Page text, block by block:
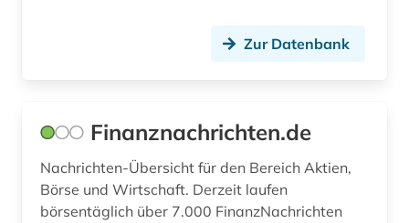
Zur Datenbank
Finanznachrichten.de
Nachrichten-Übersicht für den Bereich Aktien,
Börse und Wirtschaft. Derzeit laufen
börsentäglich über 7.000 FinanzNachrichten